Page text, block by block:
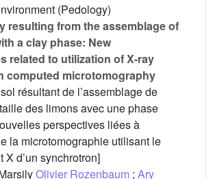
(Pedology)
resulting from the assemblage of
a clay phase: New
related to utilization of X-ray
computed microtomography
résultant de l’assemblage de
des limons avec une phase
perspectives liées à
la microtomographie utilisant le
X d’un synchrotron]
Olivier Rozenbaum ; Ary